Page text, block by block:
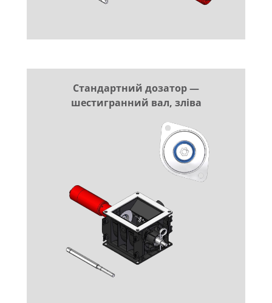
Стандартний дозатор —
шестигранний вал, зліва